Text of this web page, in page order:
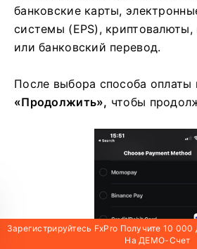
банковские карты,
системы (EPS),
или банковский перевод.
После выбора способа оплаты
«Продолжить», чтобы
Зарегистрируйтесь FxPro Получите 10
На ДЕМО-Счет